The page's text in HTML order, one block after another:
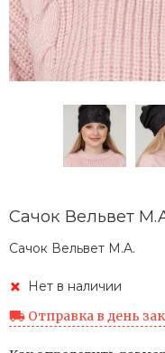
Сачок Вельвет
Сачок Вельвет M.A.
Нет в наличии
Отправка в день